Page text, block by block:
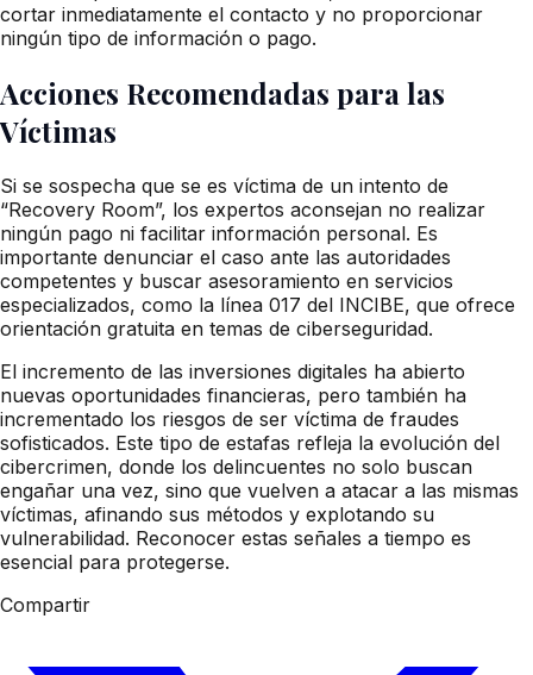
cortar inmediatamente el contacto y no proporcionar
ningún tipo de información o pago.
Acciones Recomendadas para las
Víctimas
Si se sospecha que se es víctima de un intento de
“Recovery Room”, los expertos aconsejan no realizar
ningún pago ni facilitar información personal. Es
importante denunciar el caso ante las autoridades
competentes y buscar asesoramiento en servicios
especializados, como la línea 017 del INCIBE, que ofrece
orientación gratuita en temas de ciberseguridad.
El incremento de las inversiones digitales ha abierto
nuevas oportunidades financieras, pero también ha
incrementado los riesgos de ser víctima de fraudes
sofisticados. Este tipo de estafas refleja la evolución del
cibercrimen, donde los delincuentes no solo buscan
engañar una vez, sino que vuelven a atacar a las mismas
víctimas, afinando sus métodos y explotando su
vulnerabilidad. Reconocer estas señales a tiempo es
esencial para protegerse.
Compartir